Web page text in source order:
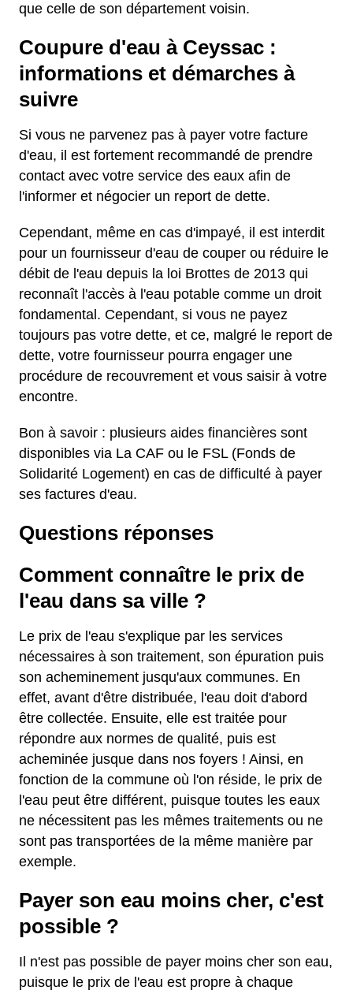
que celle de son département voisin.
Coupure d'eau à Ceyssac :
informations et démarches à
suivre
Si vous ne parvenez pas à payer votre facture
d'eau, il est fortement recommandé de prendre
contact avec votre service des eaux afin de
l'informer et négocier un report de dette.
Cependant, même en cas d'impayé, il est interdit
pour un fournisseur d'eau de couper ou réduire le
débit de l'eau depuis la loi Brottes de 2013 qui
reconnaît l'accès à l'eau potable comme un droit
fondamental. Cependant, si vous ne payez
toujours pas votre dette, et ce, malgré le report de
dette, votre fournisseur pourra engager une
procédure de recouvrement et vous saisir à votre
encontre.
Bon à savoir : plusieurs aides financières sont
disponibles via La CAF ou le FSL (Fonds de
Solidarité Logement) en cas de difficulté à payer
ses factures d'eau.
Questions réponses
Comment connaître le prix de
l'eau dans sa ville ?
Le prix de l'eau s'explique par les services
nécessaires à son traitement, son épuration puis
son acheminement jusqu'aux communes. En
effet, avant d'être distribuée, l'eau doit d'abord
être collectée. Ensuite, elle est traitée pour
répondre aux normes de qualité, puis est
acheminée jusque dans nos foyers ! Ainsi, en
fonction de la commune où l'on réside, le prix de
l'eau peut être différent, puisque toutes les eaux
ne nécessitent pas les mêmes traitements ou ne
sont pas transportées de la même manière par
exemple.
Payer son eau moins cher, c'est
possible ?
Il n'est pas possible de payer moins cher son eau,
puisque le prix de l'eau est propre à chaque